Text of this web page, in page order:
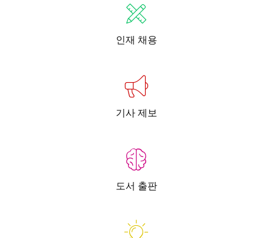
인재 채용
기사 제보
도서 출판